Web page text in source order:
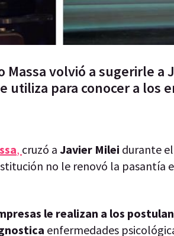
volvió a sugerirle a
utiliza para conocer a los
, cruzó a Javier Milei durante
no le renovó la pasantía
le realizan a los
enfermedades